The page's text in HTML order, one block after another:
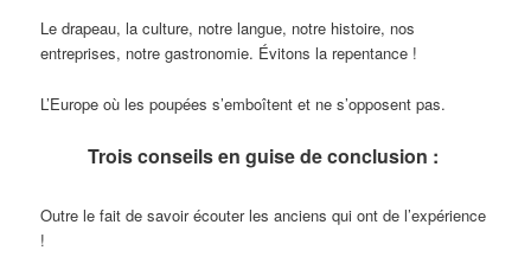
Le drapeau, la culture, notre langue, notre histoire, nos
entreprises, notre gastronomie. Évitons la repentance !
L’Europe où les poupées s’emboîtent et ne s’opposent pas.
Trois conseils en guise de conclusion :
Outre le fait de savoir écouter les anciens qui ont de l’expérience
!